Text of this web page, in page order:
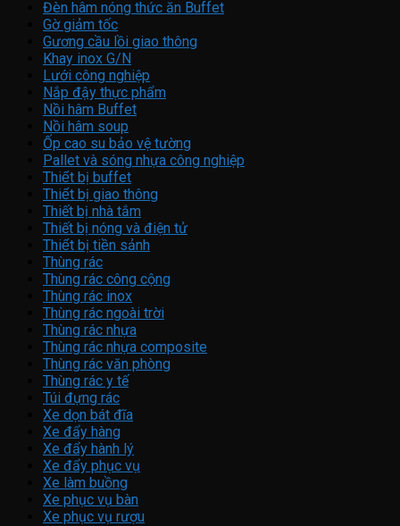
Đèn hâm nóng thức ăn Buffet
Gờ giảm tốc
Gương cầu lồi giao thông
Khay inox G/N
Lưới công nghiệp
Nắp đậy thực phẩm
Nồi hâm Buffet
Nồi hâm soup
Ốp cao su bảo vệ tường
Pallet và sóng nhựa công nghiệp
Thiết bị buffet
Thiết bị giao thông
Thiết bị nhà tắm
Thiết bị nóng và điện tử
Thiết bị tiền sảnh
Thùng rác
Thùng rác công cộng
Thùng rác inox
Thùng rác ngoài trời
Thùng rác nhựa
Thùng rác nhựa composite
Thùng rác văn phòng
Thùng rác y tế
Túi đựng rác
Xe dọn bát đĩa
Xe đẩy hàng
Xe đẩy hành lý
Xe đẩy phục vụ
Xe làm buồng
Xe phục vụ bàn
Xe phục vụ rượu